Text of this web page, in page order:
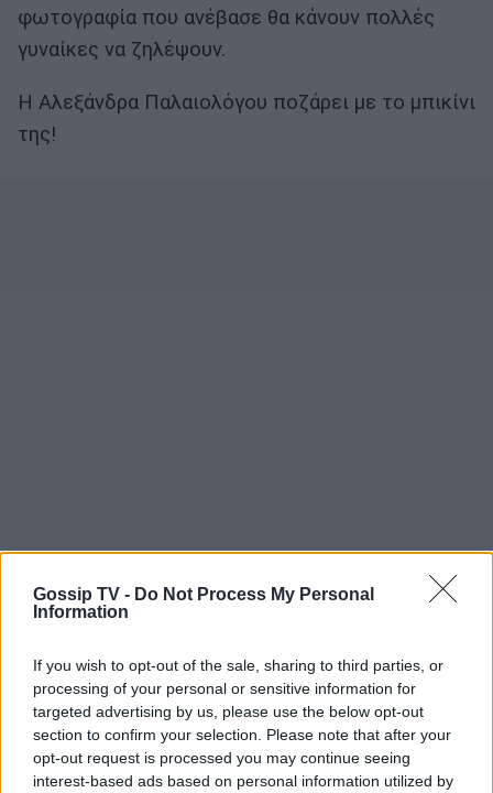
Gossip TV - Do Not Process My Personal
Information
If you wish to opt-out of the sale, sharing to third parties, or
processing of your personal or sensitive information for
targeted advertising by us, please use the below opt-out
section to confirm your selection. Please note that after your
opt-out request is processed you may continue seeing
interest-based ads based on personal information utilized by
φωτογραφία που ανέβασε θα κάνουν πολλές
γυναίκες να ζηλέψουν.
Η Αλεξάνδρα Παλαιολόγου ποζάρει με το μπικίνι
της!